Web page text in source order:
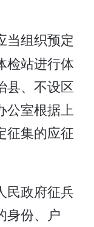
当组织预定
检站进行体
县、不设区
公室根据上
征集的应征
民政府征兵
身份、户